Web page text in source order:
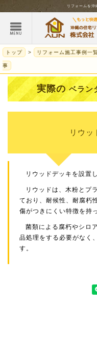
リフォームを 沖
トップ リフォーム施工事例一
事
実際の ベラン
リウッ
リウッドデッキを設置
リウッドは、木粉とプ
ており、耐候性、耐腐朽
傷がつきにくい特徴を持
菌類による腐朽やシロ
品処理をする必要がなく
す。